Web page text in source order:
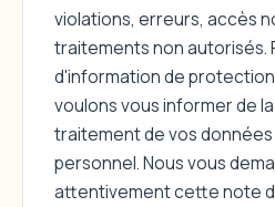
violations, erreurs, accès
traitements non autorisés.
d'information de
voulons vous informer de
traitement de vos
personnel. Nous vous
attentivement cette note